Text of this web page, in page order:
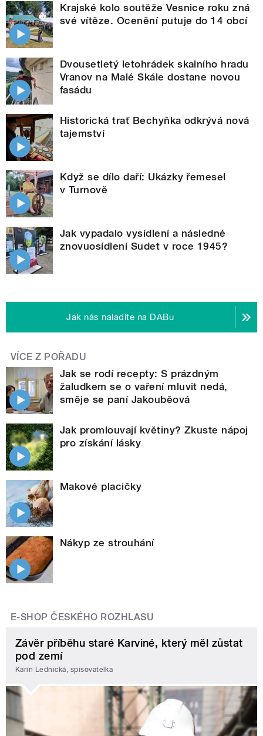
Krajské kolo soutěže Vesnice roku zná
své vítěze. Ocenění putuje do 14 obcí
Dvousetletý letohrádek skalního hradu
Vranov na Malé Skále dostane novou
fasádu
Historická trať Bechyňka odkrývá nová
tajemství
Když se dílo daří: Ukázky řemesel
v Turnově
Jak vypadalo vysídlení a následné
znovuosídlení Sudet v roce 1945?
Jak nás naladíte na DABu
VÍCE Z POŘADU
Jak se rodí recepty: S prázdným
žaludkem se o vaření mluvit nedá,
směje se paní Jakouběová
Jak promlouvají květiny? Zkuste nápoj
pro získání lásky
Makové placičky
Nákyp ze strouhání
E-SHOP ČESKÉHO ROZHLASU
Závěr příběhu staré Karviné, který měl zůstat
pod zemí
Karin Lednická, spisovatelka